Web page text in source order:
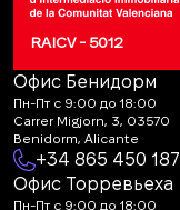
RAICV - 5012
Офис Бенидорм
Пн-Пт с 9:00 до 18:00
Carrer Migjorn, 3, 03570
Benidorm, Alicante
+34 865 450 187
Офис Торревьеха
Пн-Пт с 9:00 до 18:00